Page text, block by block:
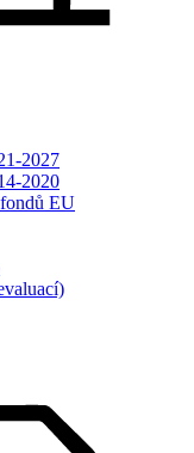
2027
2020
EU